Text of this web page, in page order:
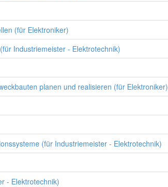
(für Elektroniker)
Industriemeister - Elektrotechnik)
planen und realisieren (für Elektroniker)
(für Industriemeister - Elektrotechnik)
- Elektrotechnik)